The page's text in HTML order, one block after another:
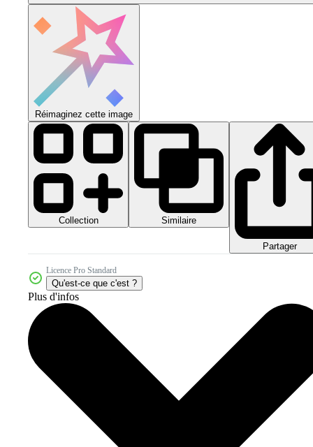
Réimaginez cette image
Collection Similaire
Partager
Licence Pro Standard
Qu'est-ce que c'est ?
Plus d'infos